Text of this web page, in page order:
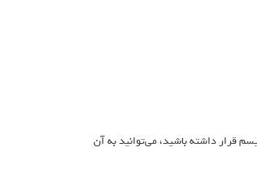
قرار داشته باشید، می‌توانید به آن